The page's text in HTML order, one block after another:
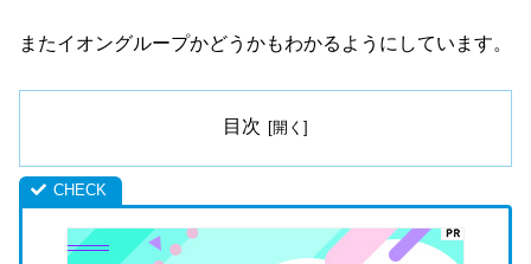
またイオングループかどうかもわかるようにしています。
目次